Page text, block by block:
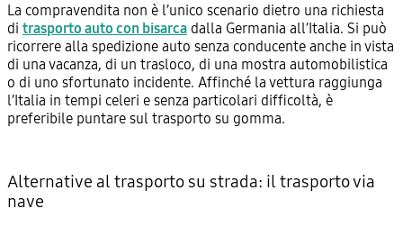
La compravendita non è l’unico scenario dietro una richiesta
di trasporto auto con bisarca dalla Germania all’Italia. Si può
ricorrere alla spedizione auto senza conducente anche in vista
di una vacanza, di un trasloco, di una mostra automobilistica
o di uno sfortunato incidente. Affinché la vettura raggiunga
l’Italia in tempi celeri e senza particolari difficoltà, è
preferibile puntare sul trasporto su gomma.
Alternative al trasporto su strada: il trasporto via
nave